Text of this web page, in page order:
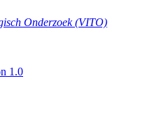
Onderzoek (VITO)
1.0